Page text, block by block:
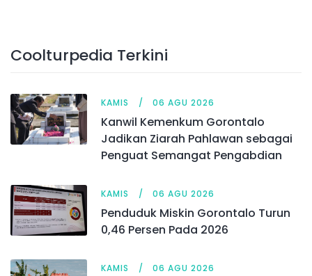
Coolturpedia Terkini
KAMIS 06 AGU 2026
Kanwil Kemenkum Gorontalo
Jadikan Ziarah Pahlawan sebagai
Penguat Semangat Pengabdian
KAMIS 06 AGU 2026
Penduduk Miskin Gorontalo Turun
0,46 Persen Pada 2026
KAMIS 06 AGU 2026